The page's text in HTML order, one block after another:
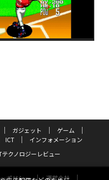
ガジェット
ゲーム
ICT
インフォメーション
テクノロジーレビュー
ポリシー
運営会社